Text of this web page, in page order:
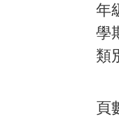
年
學
類
頁